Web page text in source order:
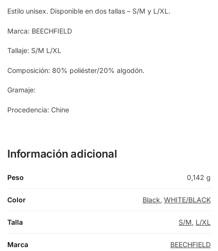
Estilo unisex. Disponible en dos tallas – S/M y L/XL.
Marca: BEECHFIELD
Tallaje: S/M L/XL
Composición: 80% poliéster/20% algodón.
Gramaje:
Procedencia: Chine
Información adicional
Peso 0,142 g
Color Black, WHITE/BLACK
Talla S/M, L/XL
Marca BEECHFIELD